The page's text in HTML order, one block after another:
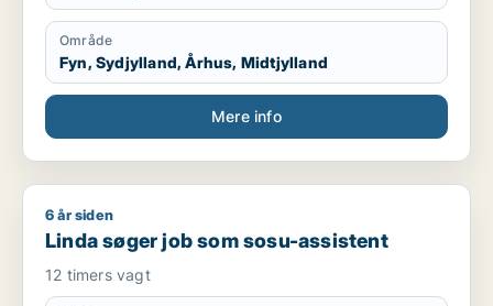
Område
Fyn, Sydjylland, Århus, Midtjylland
Mere info
Linda søger job som sosu-assistent
6 år siden
Linda søger job som sosu-assistent
12 timers vagt